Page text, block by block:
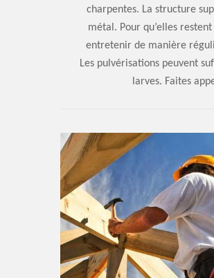
charpentes. La structure
métal. Pour qu’elles
entretenir de manière
Les pulvérisations peuvent
larves. Faites